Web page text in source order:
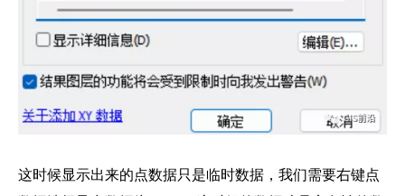
这时候显示出来的点数据只是临时数据，我们需要右键点